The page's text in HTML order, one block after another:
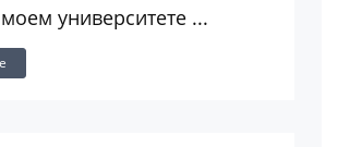
университете ...